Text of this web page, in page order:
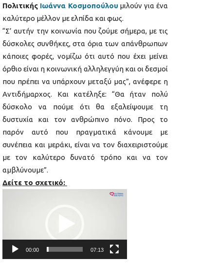
Πολιτικής Ιωάννα Κοσμοπούλου μιλούν για ένα
καλύτερο μέλλον με ελπίδα και φως.
“Σ’ αυτήν την κοινωνία που ζούμε σήμερα, με τις
δύσκολες συνθήκες, στα όρια των απάνθρωπων
κάποιες φορές, νομίζω ότι αυτό που έχει μείνει
όρθιο είναι η κοινωνική αλληλεγγύη και οι δεσμοί
που πρέπει να υπάρχουν μεταξύ μας”, ανέφερε η
Αντιδήμαρχος. Και κατέληξε: “Θα ήταν πολύ
δύσκολο να πούμε ότι θα εξαλείψουμε τη
δυστυχία και τον ανθρώπινο πόνο. Προς το
παρόν αυτό που πραγματικά κάνουμε με
συνέπεια και μεράκι, είναι να τον διαχειριστούμε
με τον καλύτερο δυνατό τρόπο και να τον
αμβλύνουμε”.
Δείτε το σχετικό:
α
00:00 07:13